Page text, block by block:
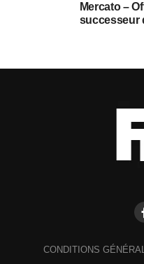
Mercato –
successeur
CONDITIONS